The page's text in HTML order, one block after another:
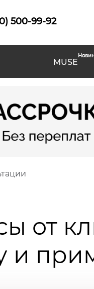
500-99-92
MUSE
от
и